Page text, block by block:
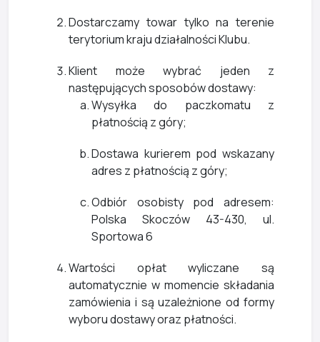
Dostarczamy towar tylko na terenie
terytorium kraju działalności Klubu.
Klient może wybrać jeden z
następujących sposobów dostawy:
Wysyłka do paczkomatu z
płatnością z góry;
Dostawa kurierem pod wskazany
adres z płatnością z góry;
Odbiór osobisty pod adresem:
Polska Skoczów 43-430, ul.
Sportowa 6
Wartości opłat wyliczane są
automatycznie w momencie składania
zamówienia i są uzależnione od formy
wyboru dostawy oraz płatności.